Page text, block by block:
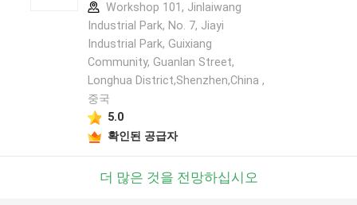
Workshop 101, Jinlaiwang
Industrial Park, No. 7, Jiayi
Industrial Park, Guixiang
Community, Guanlan Street,
Longhua District,Shenzhen,China ,
중국
5.0
확인된 공급자
더 많은 것을 전망하십시오